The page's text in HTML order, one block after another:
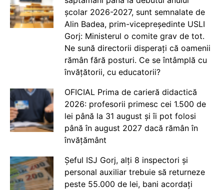
școlar 2026-2027, sunt semnalate de
Alin Badea, prim-vicepreședinte USLI
Gorj: Ministerul o comite grav de tot.
Ne sună directorii disperați că oamenii
rămân fără posturi. Ce se întâmplă cu
învățătorii, cu educatorii?
OFICIAL Prima de carieră didactică
2026: profesorii primesc cei 1.500 de
lei până la 31 august și îi pot folosi
până în august 2027 dacă rămân în
învățământ
Șeful ISJ Gorj, alți 8 inspectori și
personal auxiliar trebuie să returneze
peste 55.000 de lei, bani acordați